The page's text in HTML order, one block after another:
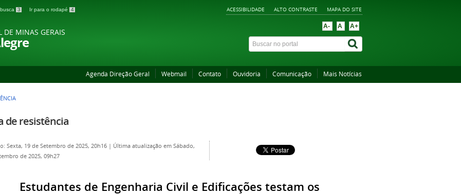
3 Ir para o rodapé 4 ACESSIBILIDADE ALTO CONTRASTE MAPA DO SITE
DE MINAS GERAIS
A- A A+
Agenda Direção Geral Webmail Contato Ouvidoria Comunicação Mais Notícias
de resistência
Sexta, 19 de Setembro de 2025, 20h16 | Última atualização em Sábado,
de 2025, 09h27
Estudantes de Engenharia Civil e Edificações testam os